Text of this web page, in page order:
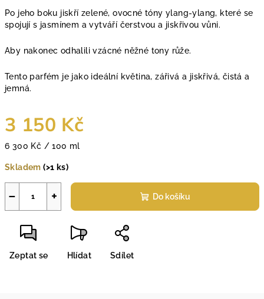
Po jeho boku jiskří zelené, ovocné tóny ylang-ylang, které se
spojují s jasmínem a vytváří čerstvou a jiskřivou vůni.
Aby nakonec odhalili vzácné něžné tony růže.
Tento parfém je jako ideální květina, zářivá a jiskřivá, čistá a
jemná.
3 150 Kč
Měrná
6 300 Kč / 100 ml
Skladem(>1 ks)
+
− Do košíku
Zeptat se Hlídat Sdílet